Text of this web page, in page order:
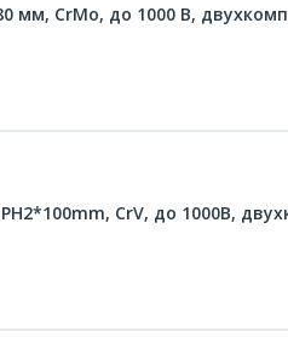
мм, CrMo, до 1000 В,
CrV, до 1000В,